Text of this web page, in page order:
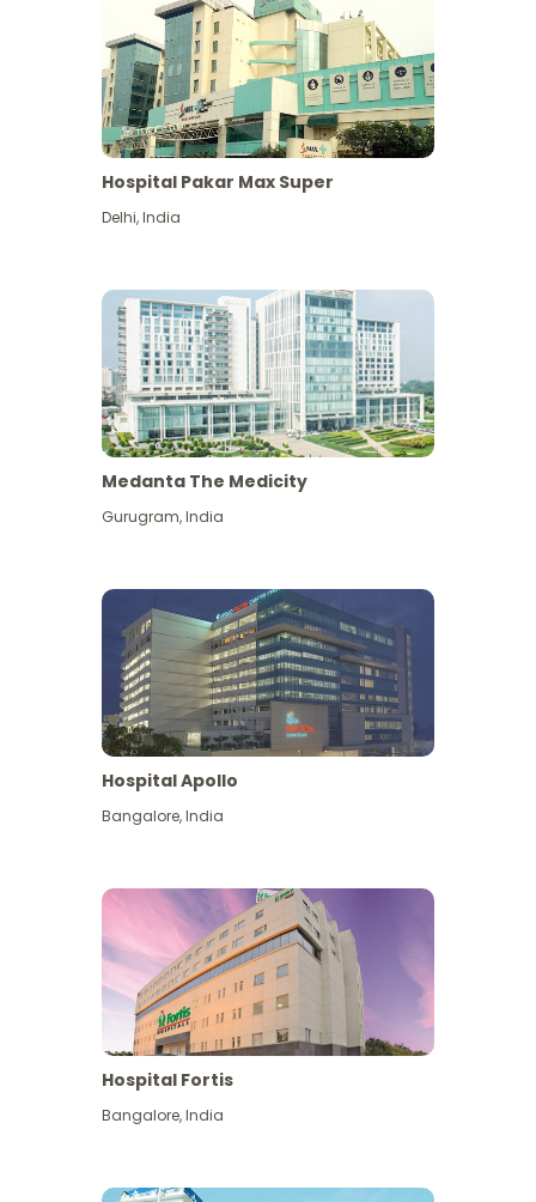
Hospital Pakar Max Super
Delhi,India
Medanta The Medicity
Gurugram,India
Hospital Apollo
Bangalore,India
Hospital Fortis
Bangalore,India